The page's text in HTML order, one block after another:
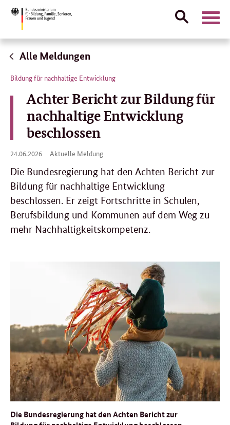
Direktlink:
Suche
Alle Meldungen
Bildung für nachhaltige Entwicklung
Achter Bericht zur Bildung für
nachhaltige Entwicklung
beschlossen
24.06.2026 24.
2026
Aktuelle Meldung
Die Bundesregierung hat den Achten Bericht zur
Bildung für nachhaltige Entwicklung
beschlossen. Er zeigt Fortschritte in Schulen,
Berufsbildung und Kommunen auf dem Weg zu
mehr Nachhaltigkeitskompetenz.
Die Bundesregierung hat den Achten Bericht zur